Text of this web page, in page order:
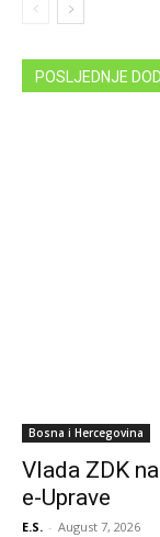
POSLJEDNJE
Bosna i Hercegovina
Vlada ZDK
e-Uprave
E.S. - August 7, 2026